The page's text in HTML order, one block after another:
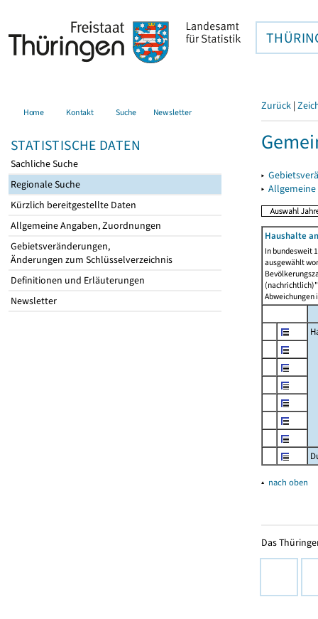
Home Kontakt Suche Newsletter
STATISTISCHE DATEN
Sachliche Suche
Regionale Suche
Kürzlich bereitgestellte Daten
Allgemeine Angaben, Zuordnungen
Gebietsveränderungen,
Änderungen zum Schlüsselverzeichnis
Definitionen und Erläuterungen
Newsletter
Zurück |
▸
▸
Haushalte
In bundesweit
ausgewählt
Abweichungen
▴ nach oben
Das